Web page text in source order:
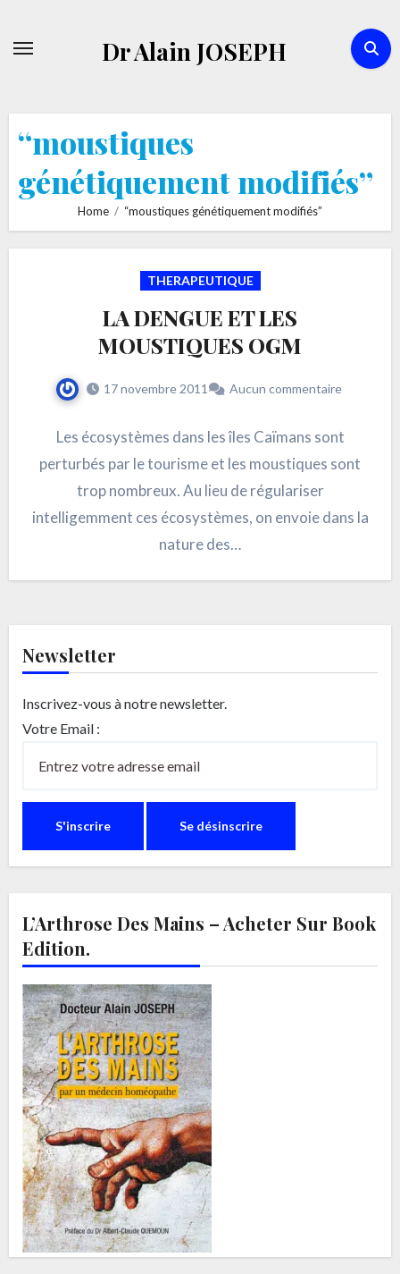
Dr Alain JOSEPH
“moustiques
génétiquement modifiés”
Home “moustiques génétiquement modifiés”
THERAPEUTIQUE
LA DENGUE ET LES
MOUSTIQUES OGM
17 novembre 2011 Aucun commentaire
Les écosystèmes dans les îles Caïmans sont
perturbés par le tourisme et les moustiques sont
trop nombreux. Au lieu de régulariser
intelligemment ces écosystèmes, on envoie dans la
nature des…
Newsletter
Inscrivez-vous à notre newsletter.
Votre Email :
L’Arthrose Des Mains – Acheter Sur Book
Edition.